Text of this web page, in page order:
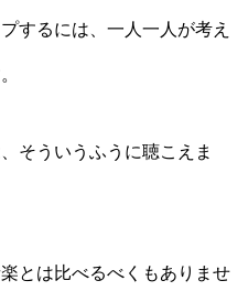
するには、一人一人が考え
そういうふうに聴こえま
とは比べるべくもありませ